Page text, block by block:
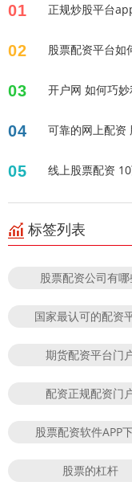
01 正规炒股平台
02 股票配资平台如
03 开户网 如何巧
04 可靠的网上配资
05 线上股票配资
标签列表
股票配资公司有
国家最认可的配资
期货配资平台门
配资正规配资门
股票配资软件APP
股票的杠杆